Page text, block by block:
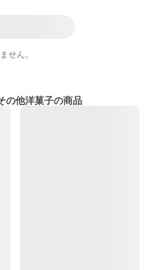
せん。
の他洋菓子の商品